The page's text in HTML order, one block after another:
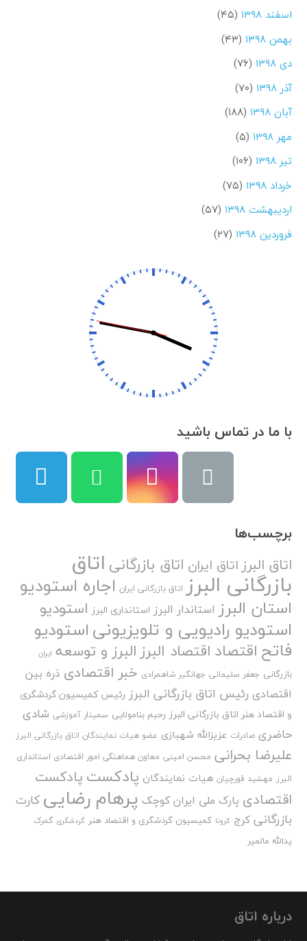
اسفند ۱۳۹۸
(۴۵)
بهمن ۱۳۹۸
(۴۳)
دی ۱۳۹۸
(۷۶)
آذر ۱۳۹۸
(۷۰)
آبان ۱۳۹۸
(۱۸۸)
مهر ۱۳۹۸
(۵)
تیر ۱۳۹۸
(۱۰۶)
خرداد ۱۳۹۸
(۷۵)
اردیبهشت ۱۳۹۸
(۵۷)
فروردین ۱۳۹۸
(۲۷)
با ما در تماس باشید
برچسب‌ها
اتاق البرز اتاق ایران اتاق بازرگانی اتاق
بازرگانی البرز اتاق بازرگانی ایران اجاره استودیو
استان البرز استاندار البرز استانداری البرز استودیو
استودیو رادیویی و تلویزیونیاستودیو
فاتح اقتصاد اقتصاد البرزالبرز و توسعه ایران
بازرگانی جعفر سلیمانی جهانگیر شاهمرادی خبر اقتصادی ذره بین
اقتصادی رئیس اتاق بازرگانی البرز رئیس کمیسیون گردشگری
و اقتصاد هنر اتاق بازرگانی البرز رحیم بنامولایی سمینار آموزشی شادی
حاضری صادرات عزیزالله شهبازی عضو هیات نمایندگان اتاق بازرگانی البرز
علیرضا بحرانی محسن امینی معاون هماهنگی امور اقتصادی استانداری
البرز مهشید قورچیان هیات نمایندگان پادکست پادکست
اقتصادی پارک ملی ایران کوچک پرهام رضایی کارت
بازرگانی کرج کرونا کمیسیون گردشگری و اقتصاد هنر گردشگری گمرک
یدالله مالمیر
درباره اتاق